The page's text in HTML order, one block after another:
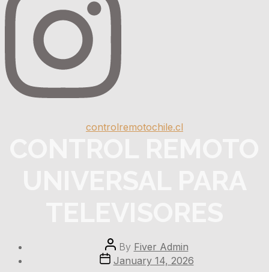
Categories
controlremotochile.cl
Post
author
By Fiver Admin
PostJanuary 14, 2026